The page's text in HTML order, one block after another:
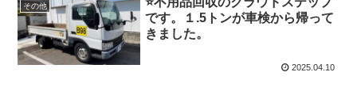
その他
です。１.5トンが車検から帰って
きました。
2025.04.10